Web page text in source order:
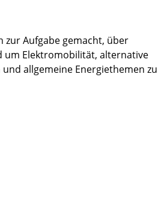
zur Aufgabe gemacht, über
um Elektromobilität, alternative
allgemeine Energiethemen zu